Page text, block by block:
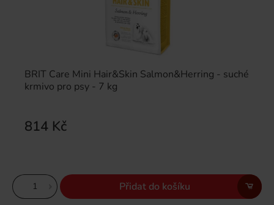
BRIT Care Mini Hair&Skin Salmon&Herring - suché
krmivo pro psy - 7 kg
814 Kč
Přidat do košíku